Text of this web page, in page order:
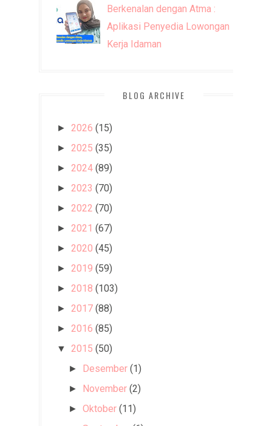
Berkenalan dengan Atma :
Aplikasi Penyedia Lowongan
Kerja Idaman
BLOG ARCHIVE
► 2026 (15)
► 2025 (35)
► 2024 (89)
► 2023 (70)
► 2022 (70)
► 2021 (67)
► 2020 (45)
► 2019 (59)
► 2018 (103)
► 2017 (88)
► 2016 (85)
▼ 2015 (50)
► Desember (1)
► November (2)
►Oktober (11)